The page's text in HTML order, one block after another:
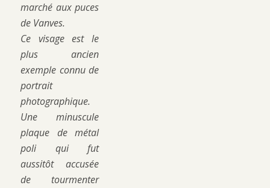
marché aux puces
de Vanves.
Ce visage est le
plus ancien
exemple connu de
portrait
photographique.
Une minuscule
plaque de métal
poli qui fut
aussitôt accusée
de tourmenter